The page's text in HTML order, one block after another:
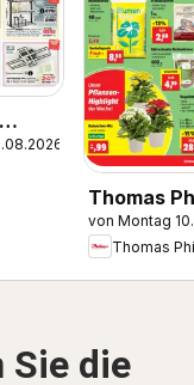
Thomas
Prospekt
von Montag
Thomas
Sie die